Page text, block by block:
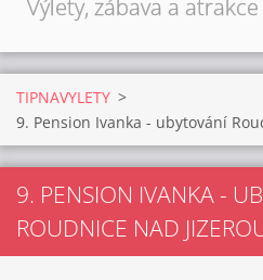
Výlety, zábava a atrakce
TIPNAVYLETY >
9. Pension Ivanka - ubytování
9. PENSION IVANKA -
ROUDNICE NAD